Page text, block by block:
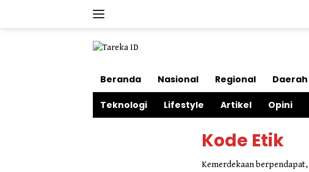
Beranda Nasional Regional Daerah
Teknologi Lifestyle Artikel Opini
Kode Etik
Kemerdekaan